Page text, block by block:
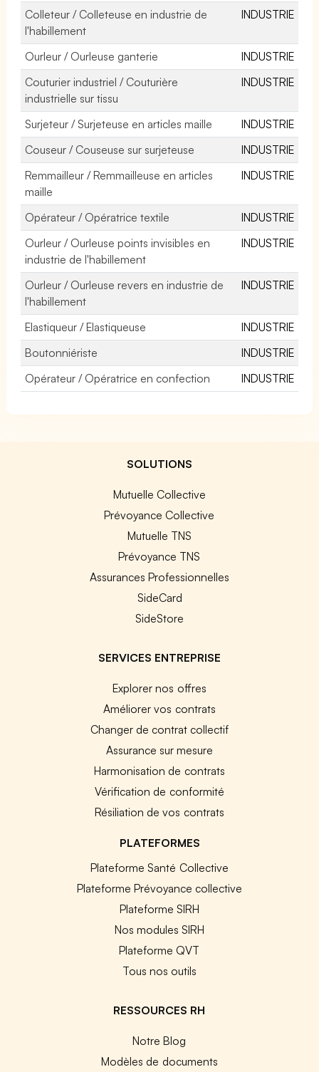
Colleteur / Colleteuse en industrie de
l'habillement
INDUSTRIE
Ourleur / Ourleuse ganterie
INDUSTRIE
Couturier industriel / Couturière
industrielle sur tissu
INDUSTRIE
Surjeteur / Surjeteuse en articles maille
INDUSTRIE
Couseur / Couseuse sur surjeteuse
INDUSTRIE
Remmailleur / Remmailleuse en articles
maille
INDUSTRIE
Opérateur / Opératrice textile
INDUSTRIE
Ourleur / Ourleuse points invisibles en
industrie de l'habillement
INDUSTRIE
Ourleur / Ourleuse revers en industrie de
l'habillement
INDUSTRIE
Elastiqueur / Elastiqueuse
INDUSTRIE
Boutonniériste
INDUSTRIE
Opérateur / Opératrice en confection
INDUSTRIE
SOLUTIONS
Mutuelle Collective
Prévoyance Collective
Mutuelle TNS
Prévoyance TNS
Assurances Professionnelles
SideCard
SideStore
SERVICES ENTREPRISE
Explorer nos offres
Améliorer vos contrats
Changer de contrat collectif
Assurance sur mesure
Harmonisation de contrats
Vérification de conformité
Résiliation de vos contrats
PLATEFORMES
Plateforme Santé Collective
Plateforme Prévoyance collective
Plateforme SIRH
Nos modules SIRH
Plateforme QVT
Tous nos outils
RESSOURCES RH
Notre Blog
Modèles de documents